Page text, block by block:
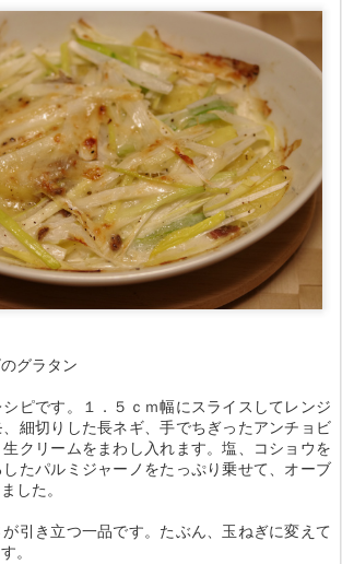
グラタン
ピです。１．５ｃｍ幅にスライスしてレンジ
細切りした長ネギ、手でちぎったアンチョビ
クリームをまわし入れます。塩、コショウを
たパルミジャーノをたっぷり乗せて、オーブ
した。
引き立つ一品です。たぶん、玉ねぎに変えて
。